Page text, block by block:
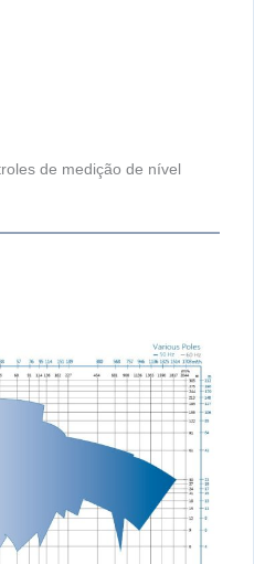
de medição de nível